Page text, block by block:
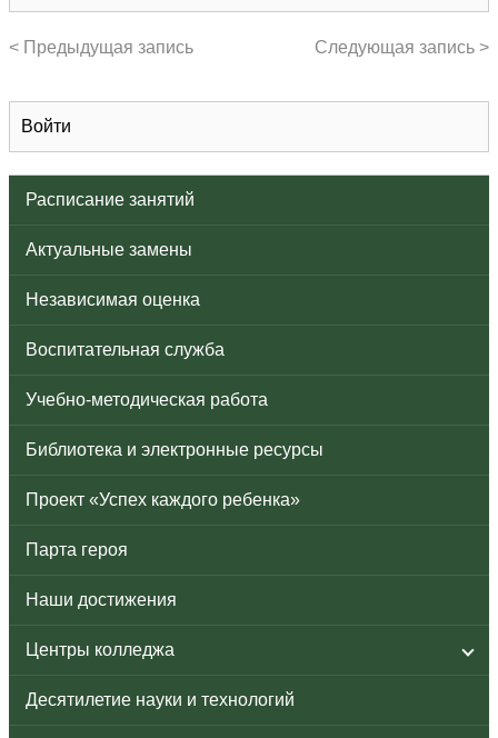
Войти
Расписание занятий
Актуальные замены
Независимая оценка
Воспитательная служба
Учебно-методическая работа
Библиотека и электронные ресурсы
Проект «Успех каждого ребенка»
Парта героя
Наши достижения
Центры колледжа
Десятилетие науки и технологий
< Предыдущая запись Следующая запись >